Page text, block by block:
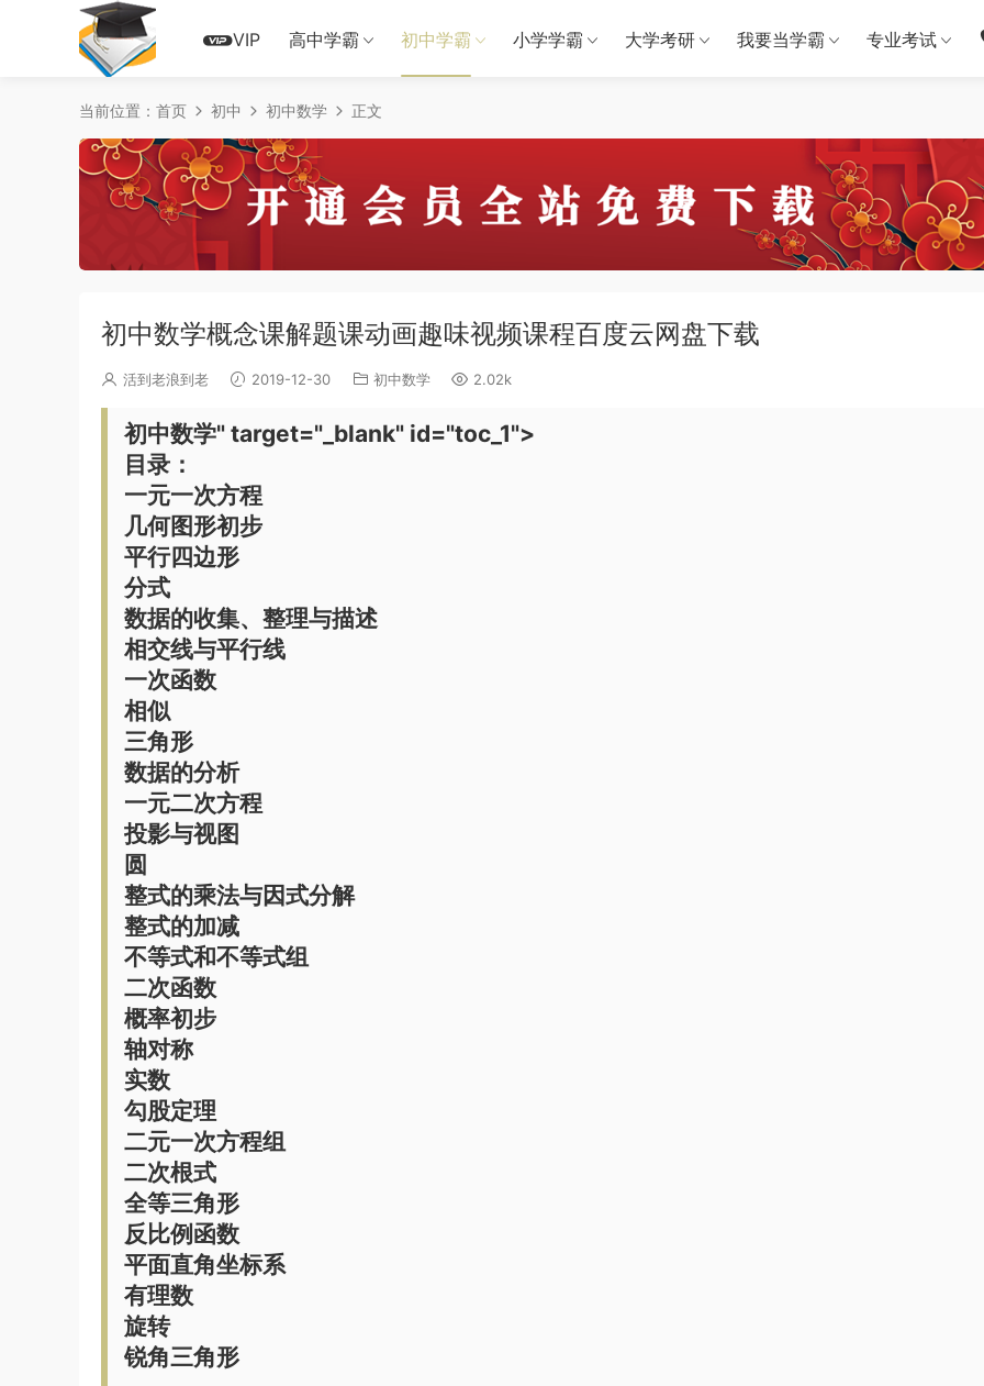
VIP 高中学霸 初中学霸 小学学霸 大学考研 我要当学霸 专业考试
当前位置： 首页 初中 初中数学 正文
初中数学概念课解题课动画趣味视频课程百度云网盘下载
活到老浪到老 2019-12-30 初中数学 2.02k
初中数学" target="_blank" id="toc_1">
目录：
一元一次方程
几何图形初步
平行四边形
分式
数据的收集、整理与描述
相交线与平行线
一次函数
相似
三角形
数据的分析
一元二次方程
投影与视图
圆
整式的乘法与因式分解
整式的加减
不等式和不等式组
二次函数
概率初步
轴对称
实数
勾股定理
二元一次方程组
二次根式
全等三角形
反比例函数
平面直角坐标系
有理数
旋转
锐角三角形